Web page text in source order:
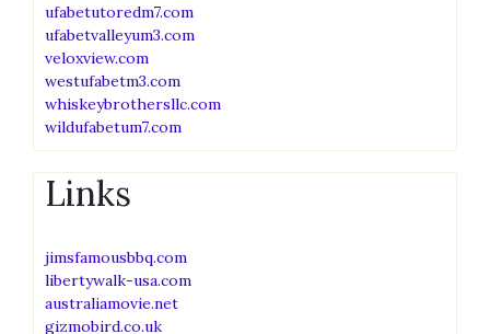
ufabetutoredm7.com
ufabetvalleyum3.com
veloxview.com
westufabetm3.com
whiskeybrothersllc.com
wildufabetum7.com
Links
jimsfamousbbq.com
libertywalk-usa.com
australiamovie.net
gizmobird.co.uk